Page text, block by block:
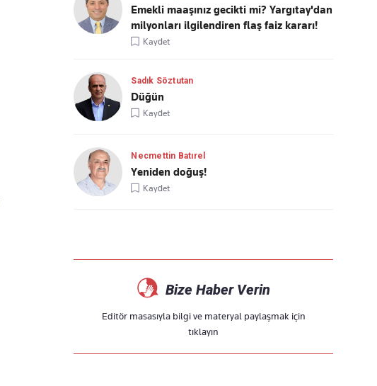
Emekli maaşınız gecikti mi? Yargıtay'dan
milyonları ilgilendiren flaş faiz kararı!
Kaydet
Sadık Söztutan
Düğün
Kaydet
Necmettin Batırel
Yeniden doğuş!
Kaydet
Bize Haber Verin
Editör masasıyla bilgi ve materyal paylaşmak için
tıklayın